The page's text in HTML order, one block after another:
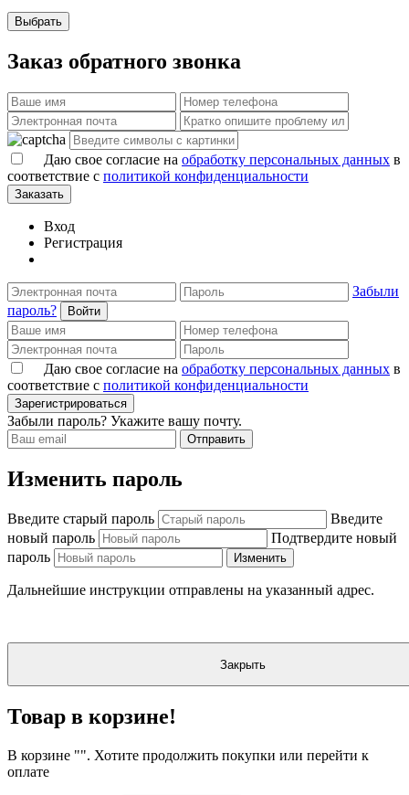
Выбрать
Заказ обратного звонка
Даю свое согласие на обработку персональных данных в
соответствие с политикой конфиденциальности
Заказать
Вход
Регистрация
Забыли
пароль?
Войти
Даю свое согласие на обработку персональных данных в
соответствие с политикой конфиденциальности
Зарегистрироваться
Забыли пароль? Укажите вашу почту.
Отправить
Изменить пароль
Введите старый пароль
Введите
новый пароль
Подтвердите новый
пароль
Изменить
Дальнейшие инструкции отправлены на указанный адрес.
Закрыть
Товар в корзине!
В корзине "". Хотите продолжить покупки или перейти к
оплате